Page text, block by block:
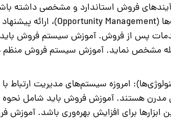
فروش استاندارد و مشخصی داشته
آموزش سیستم فروش
مشخص نماید.آموزش سیستم فروش منظم
مدرن هستند.آموزش فروش باید شامل نحوه
ابزارها برای افزایش بهره‌وری باشد.آموزش